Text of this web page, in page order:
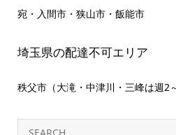
宛・入間市・狭山市・飯能市
埼玉県の配達不可エリア
秩父市（大滝・中津川・三峰は週2